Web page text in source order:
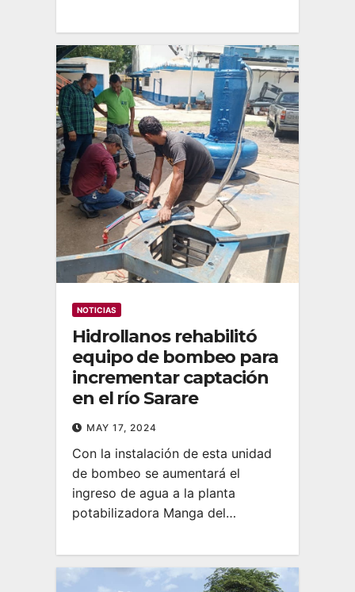
NOTICIAS
Hidrollanos rehabilitó
equipo de bombeo para
incrementar captación
en el río Sarare
MAY 17, 2024
Con la instalación de esta unidad
de bombeo se aumentará el
ingreso de agua a la planta
potabilizadora Manga del…